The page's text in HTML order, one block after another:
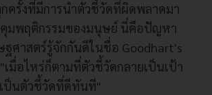
กครั้งที่มีการนำตัวชี้วัดที่ผิดพลาดมา
มพฤติกรรมของมนุษย์ นี่คือปัญหา
ฐศาสตร์รู้จักกันดีในชื่อ Goodhart's
เมื่อไหร่ก็ตามที่ตัวชี้วัดกลายเป็นเป้า
ป็นตัวชี้วัดที่ดีทันที"